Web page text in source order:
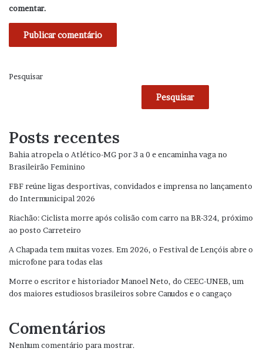
comentar.
Pesquisar
Pesquisar
Posts recentes
Bahia atropela o Atlético-MG por 3 a 0 e encaminha vaga no
Brasileirão Feminino
FBF reúne ligas desportivas, convidados e imprensa no lançamento
do Intermunicipal 2026
Riachão: Ciclista morre após colisão com carro na BR-324, próximo
ao posto Carreteiro
A Chapada tem muitas vozes. Em 2026, o Festival de Lençóis abre o
microfone para todas elas
Morre o escritor e historiador Manoel Neto, do CEEC-UNEB, um
dos maiores estudiosos brasileiros sobre Canudos e o cangaço
Comentários
Nenhum comentário para mostrar.